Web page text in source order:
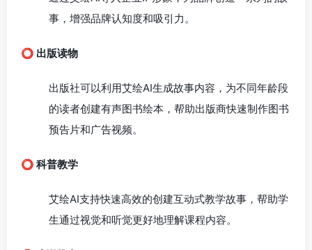
事，增强品牌认知度和吸引力。
⭕️ 出版读物
出版社可以利用艾绘AI生成故事内容，为不同年龄段
的读者创建有声图书绘本，帮助出版商快速制作图书
预告片和广告视频。
⭕️ 科普教学
艾绘AI支持快速高效的创建互动式教学故事，帮助学
生通过视觉和听觉更好地理解课程内容。